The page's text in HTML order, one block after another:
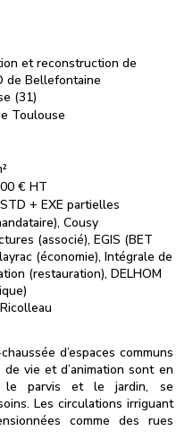
et reconstruction de
de Bellefontaine
(31)
Toulouse
€ HT
+ EXE partielles
Cousy
(associé), EGIS (BET
(économie), Intégrale de
(restauration), DELHOM
d’espaces communs
de vie et d’animation sont en
le parvis et le jardin, se
Les circulations irriguant
comme des rues